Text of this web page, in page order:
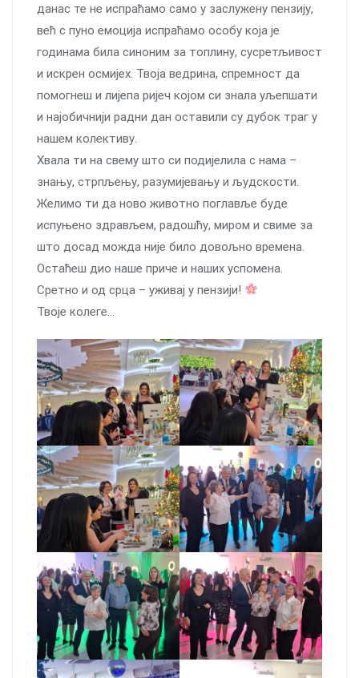
данас те не испраћамо само у заслужену пензију,
већ с пуно емоција испраћамо особу која је
годинама била синоним за топлину, сусретљивост
и искрен осмијех. Твоја ведрина, спремност да
помогнеш и лијепа ријеч којом си знала уљепшати
и најобичнији радни дан оставили су дубок траг у
нашем колективу.
Хвала ти на свему што си подијелила с нама –
знању, стрпљењу, разумијевању и људскости.
Желимо ти да ново животно поглавље буде
испуњено здрављем, радошћу, миром и свиме за
што досад можда није било довољно времена.
Остаћеш дио наше приче и наших успомена.
Сретно и од срца – уживај у пензији!
Твоје колеге…